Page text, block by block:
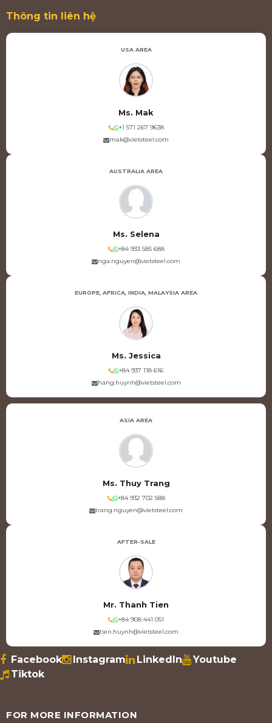
Thông tin liên hệ
USA AREA
Ms. Mak
+1 571 267 9638
mak@vietsteel.com
AUSTRALIA AREA
Ms. Selena
+84 933 585 688
nga.nguyen@vietsteel.com
EUROPE, AFRICA, INDIA, MALAYSIA AREA
Ms. Jessica
+84 937 118 616
hang.huynh@vietsteel.com
ASIA AREA
Ms. Thuy Trang
+84 932 702 588
trang.nguyen@vietsteel.com
AFTER-SALE
Mr. Thanh Tien
+84 908 441 051
tien.huynh@vietsteel.com
Facebook Instagram LinkedIn
Youtube
Tiktok
FOR MORE INFORMATION